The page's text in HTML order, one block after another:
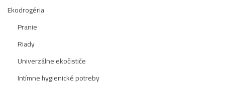
Ekodrogéria
Pranie
Riady
Univerzálne ekočističe
Intímne hygienické potreby